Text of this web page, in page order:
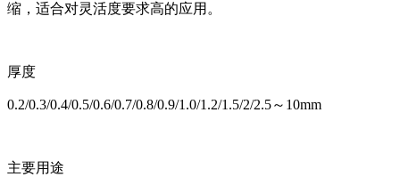
缩，适合对灵活度要求高的应用。
厚度
0.2/0.3/0.4/0.5/0.6/0.7/0.8/0.9/1.0/1.2/1.5/2/2.5～10mm
主要用途